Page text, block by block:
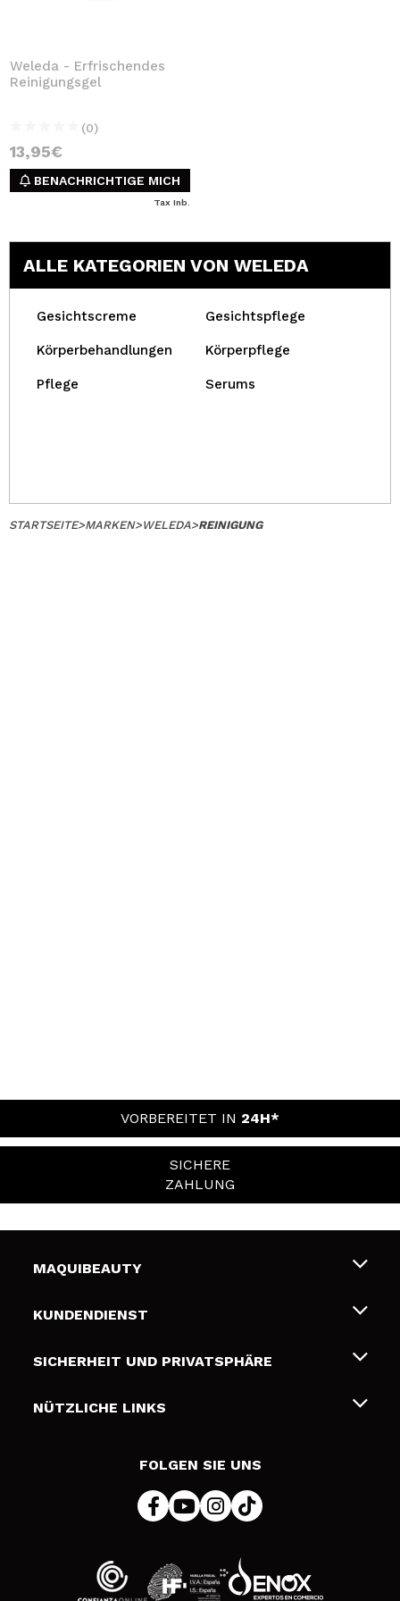
Weleda - Erfrischendes
Reinigungsgel
(0)
13,95€
BENACHRICHTIGE MICH
Tax Inb.
ALLE KATEGORIEN VON WELEDA
Gesichtscreme Gesichtspflege
Körperbehandlungen Körperpflege
Pflege Serums
STARTSEITE>MARKEN>WELEDA>REINIGUNG
VORBEREITET IN 24H*
SICHERE
ZAHLUNG
MAQUIBEAUTY
Über uns
Geschenkkarten
KUNDENDIENST
Liefer- und Versandkosten
Zahlung
SICHERHEIT UND PRIVATSPHÄRE
Bedingungen und Datenschutz
NÜTZLICHE LINKS
FOLGEN SIE UNS